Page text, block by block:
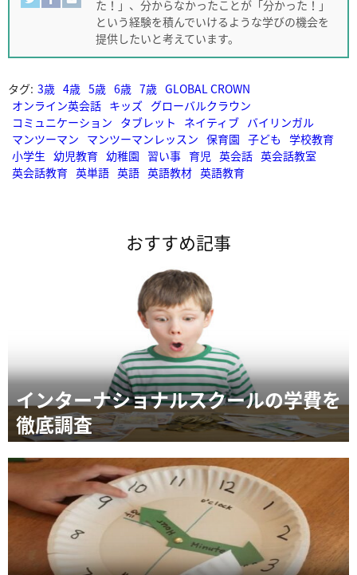
た！」、分からなかったことが「分かった！」
という経験を積んでいけるような学びの機会を
提供したいと考えています。
タグ: 3歳 4歳 5歳 6歳 7歳 GLOBAL CROWN
オンライン英会話 キッズ グローバルクラウン
コミュニケーション タブレット ネイティブ バイリンガル
マンツーマン マンツーマンレッスン 保育園 子ども 学校教育
小学生 幼児教育 幼稚園 習い事 育児 英会話 英会話教室
英会話教育 英単語 英語 英語教材 英語教育
おすすめ記事
インターナショナルスクールの学費を
徹底調査